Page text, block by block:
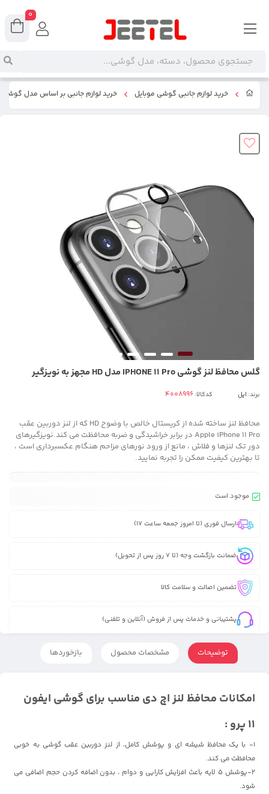
خرید لوازم جانبی گوشی موبایل خرید لوازم جانبی بر اساس مدل گوشی
گلس محافظ لنز گوشی IPHONE 11 Pro مدل HD مجهز به نویزگیر
برند: اپل کدکالا:
محافظ لنز ساخته شده از کریستال خالص با وضوح HD که از لنز دوربین عقب
Apple iPhone 11 Pro در برابر خراشیدگی و ضربه محافظت می کند.نویزگیرهای
دور تک لنزها و فلاش ، مانع از ورود نورهای مزاحم هنگام عکسبرداری است ،
تا بهترین کیفیت ممکن را تجربه نمایید.
موجود است
ارسال فوری (تا امروز جمعه ساعت 17)
ضمانت بازگشت وجه (تا 7 روز پس از تحویل)
تضمین اصالت و سلامت کالا
پشتیبانی و خدمات پس از فروش (آنلاین و تلفنی)
توضیحات مشخصات محصول بازخوردها
امکانات محافظ لنز اچ دی مناسب برای گوشی ایفون
11 پرو :
1- با یک محافظ شیشه ای و پوشش کامل، از لنز دوربین عقب گوشی به خوبی
محافظت می کند.
2-پوشش 5 لایه باعث افزایش کارایی و دوام ، بدون اضافه کردن حجم اضافی می
شود.
0